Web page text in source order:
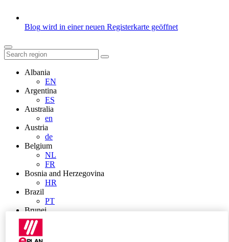
Blog wird in einer neuen Registerkarte geöffnet
Albania
EN
Argentina
ES
Australia
en
Austria
de
Belgium
NL
FR
Bosnia and Herzegovina
HR
Brazil
PT
Brunei
Bulgaria